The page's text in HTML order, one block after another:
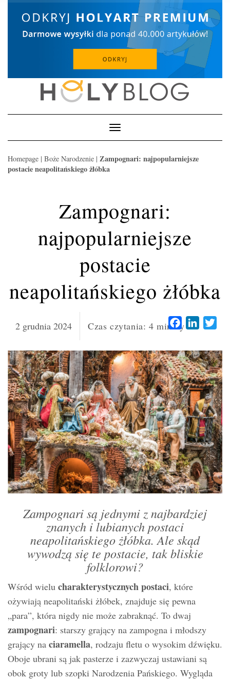
Toggle
Navigation
Homepage | Boże Narodzenie | Zampognari: najpopularniejsze
postacie neapolitańskiego żłóbka
Zampognari:
najpopularniejsze
postacie
neapolitańskiego żłóbka
2 grudnia 2024 Czas czytania: 4 minuty Facebook
Zampognari są jednymi z najbardziej
znanych i lubianych postaci
neapolitańskiego żłóbka. Ale skąd
wywodzą się te postacie, tak bliskie
folklorowi?
Wśród wielu charakterystycznych postaci, które
ożywiają neapolitański żłóbek, znajduje się pewna
„para”, która nigdy nie może zabraknąć. To dwaj
zampognari: starszy grający na zampogna i młodszy
grający na ciaramella, rodzaju fletu o wysokim dźwięku.
Oboje ubrani są jak pasterze i zazwyczaj ustawiani są
obok groty lub szopki Narodzenia Pańskiego. Wygląda